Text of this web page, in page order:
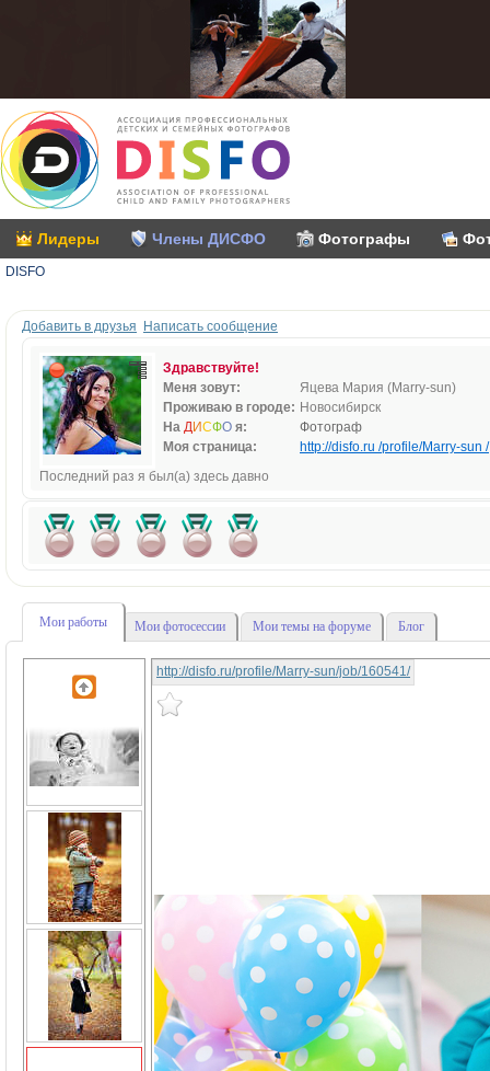
Лидеры Члены ДИСФО Фотографы
DISFO
Добавить в друзья Написать сообщение
Здравствуйте!
Меня зовут:
Яцева Мария (Marry-sun)
Проживаю в городе: Новосибирск
На ДИСФО я:
Фотограф
Моя страница:
http://disfo.ru /profile/Marry-sun /
Последний раз я был(а) здесь давно
Мои работы Мои фотосессии Мои темы на форуме Блог
http://disfo.ru/profile/Marry-sun/job/160541/